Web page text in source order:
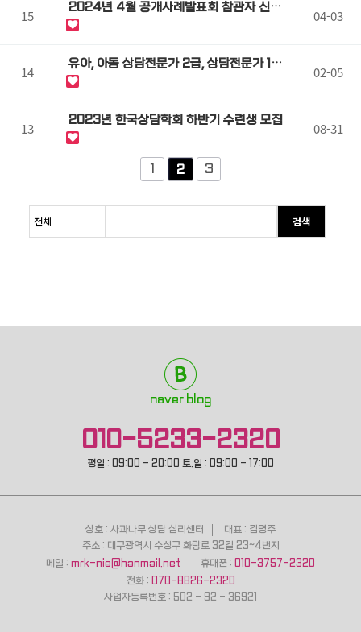
15
2024년 4월 공개사례발표회 참관자 신청
안내
04-03
14
유아, 아동 상담전문가 2급, 상담전문가 1급
선생님 모셔요.
02-05
13 2023년 한국상담학회 하반기 수련생 모집 08-31
1 2 3
검색
naver blog
010-5233-2320
평일 : 09:00 - 20:00 토.일 : 09:00 - 17:00
상호 : 사과나무 상담 심리센터
대표 : 김명주
주소 : 대구광역시 수성구 화랑로 32길 23~4번지
메일 : mrk-nie@hanmail.net 휴대폰 : 010-3757-2320
전화 : 070-8826-2320
사업자등록번호 : 502 - 92 - 36921